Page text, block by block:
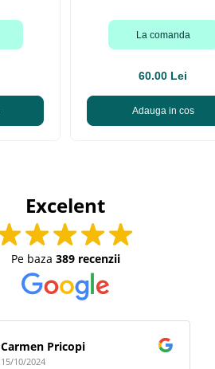
La comanda
60.00 Lei
Adauga in cos
Excelent
Pe baza 389 recenzii
Carmen Pricopi
15/10/2024